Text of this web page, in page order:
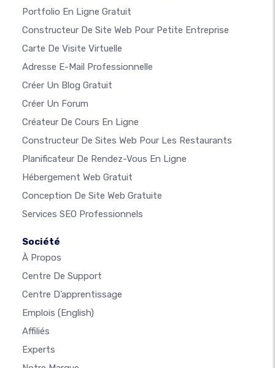
Portfolio En Ligne Gratuit
Constructeur De Site Web Pour Petite Entreprise
Carte De Visite Virtuelle
Adresse E-Mail Professionnelle
Créer Un Blog Gratuit
Créer Un Forum
Créateur De Cours En Ligne
Constructeur De Sites Web Pour Les Restaurants
Planificateur De Rendez-Vous En Ligne
Hébergement Web Gratuit
Conception De Site Web Gratuite
Services SEO Professionnels
Société
À Propos
Centre De Support
Centre D’apprentissage
Emplois (English)
Affiliés
Experts